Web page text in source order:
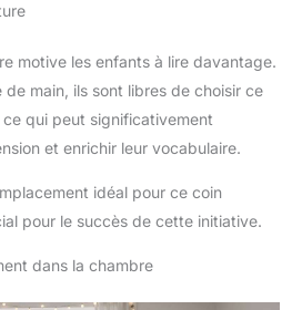
motive les enfants à lire davantage.
main, ils sont libres de choisir ce
ce qui peut significativement
et enrichir leur vocabulaire.
idéal pour ce coin
pour le succès de cette initiative.
dans la chambre